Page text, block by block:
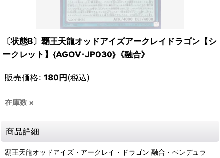
〔状態B〕覇王天龍オッドアイズアークレイドラゴン【シ
ークレット】{AGOV-JP030}《融合》
販売価格: 180円(税込)
在庫数 ×
商品詳細
覇王天龍オッドアイズ・アークレイ・ドラゴン 融合・ペンデュラ